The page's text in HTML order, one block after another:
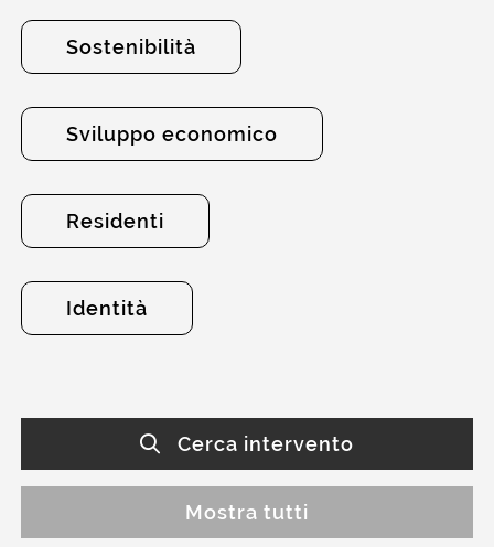
Sostenibilità
Sviluppo economico
Residenti
Identità
Cerca intervento
Mostra tutti